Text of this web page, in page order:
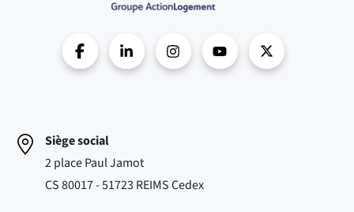
Siège social
2 place Paul Jamot
CS 80017 - 51723 REIMS Cedex